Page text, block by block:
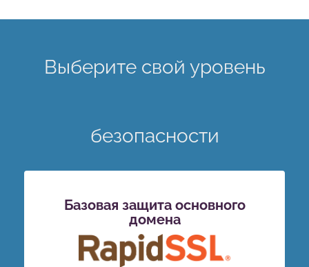
Выберите свой уровень
безопасности
Базовая защита основного
домена